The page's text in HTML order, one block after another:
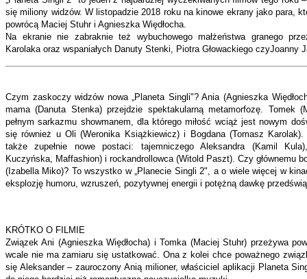
się miliony widzów. W listopadzie 2018 roku na kinowe ekrany jako para,
powrócą Maciej Stuhr i Agnieszka Więdłocha.
Na ekranie nie zabraknie też wybuchowego małżeństwa granego
Karolaka oraz wspaniałych Danuty Stenki, Piotra Głowackiego czyJoanny
Czym zaskoczy widzów nowa „Planeta Singli"? Ania (Agnieszka
mama (Danuta Stenka) przejdzie spektakularną metamorfozę. Tomek
pełnym sarkazmu showmanem, dla którego miłość wciąż jest nowym
się również u Oli (Weronika Książkiewicz) i Bogdana (Tomasz
także zupełnie nowe postaci: tajemniczego Aleksandra (Kamil
Kuczyńska, Maffashion) i rockandrollowca (Witold Paszt). Czy głównemu
(Izabella Miko)? To wszystko w „Planecie Singli 2", a o wiele więcej w
eksplozję humoru, wzruszeń, pozytywnej energii i potężną dawkę
KRÓTKO O FILMIE
Związek Ani (Agnieszka Więdłocha) i Tomka (Maciej Stuhr) przeżywa
wcale nie ma zamiaru się ustatkować. Ona z kolei chce poważnego
się Aleksander – zauroczony Anią milioner, właściciel aplikacji Planeta